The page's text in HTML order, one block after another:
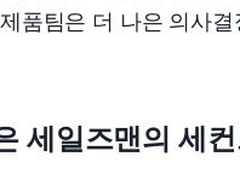
품팀은 더 나은 의사
세일즈맨의 세